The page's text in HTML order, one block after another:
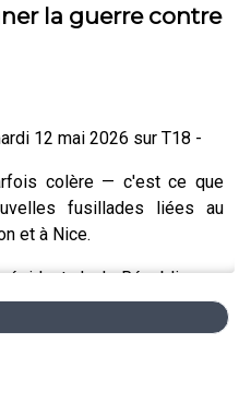
la guerre contre
12 mai 2026 sur T18 -
colère — c'est ce que
fusillades liées au
et à Nice.
de la République a
drogue. Depuis, on a tout
nette », déploiements de